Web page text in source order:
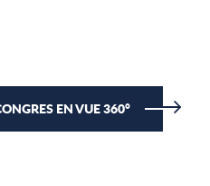
EN VUE 360°